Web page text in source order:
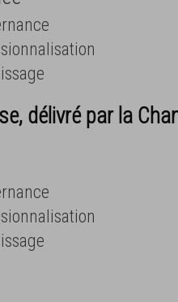
délivré par la